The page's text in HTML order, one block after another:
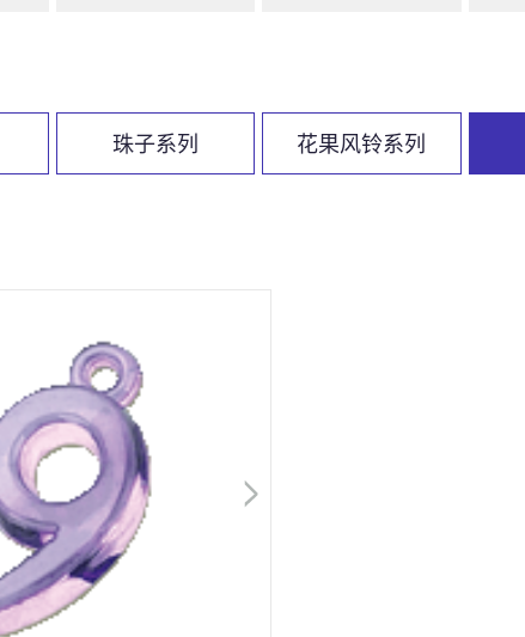
珠子系列 花果风铃系列